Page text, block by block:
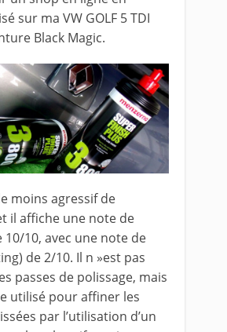
sur ma VW GOLF 5 TDI
Black Magic.
moins agressif de
il affiche une note de
10/10, avec une note de
de 2/10. Il n »est pas
passes de polissage, mais
utilisé pour affiner les
par l’utilisation d’un